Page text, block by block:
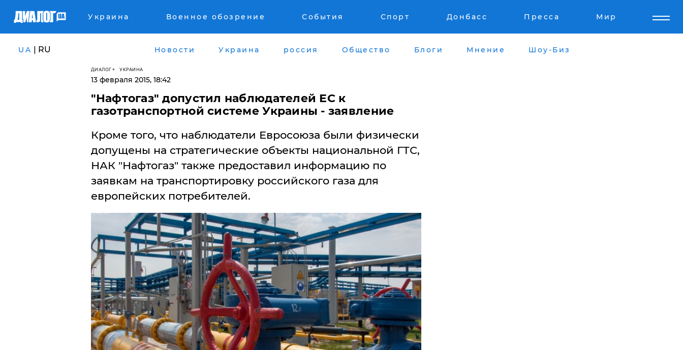
Украина Военное обозрение События Спорт Донбасс Пресса Мир
UA | RU Новости Украина россия Общество Блоги Мнение Шоу-Биз
ДИАЛОГ УКРАИНА
13 февраля 2015, 18:42
"Нафтогаз" допустил наблюдателей ЕС к
газотранспортной системе Украины - заявление
Кроме того, что наблюдатели Евросоюза были физически
допущены на стратегические объекты национальной ГТС,
НАК "Нафтогаз" также предоставил информацию по
заявкам на транспортировку российского газа для
европейских потребителей.